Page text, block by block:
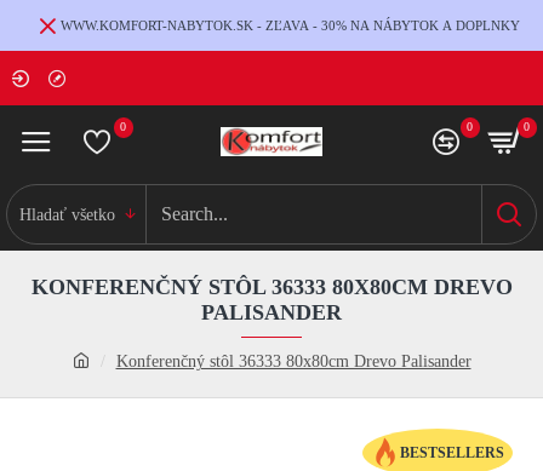
WWW.KOMFORT-NABYTOK.SK - ZĽAVA - 30% NA NÁBYTOK A DOPLNKY
0 0 0
Hladať všetko
Konferenčný stôl 36333 80x80cm Drevo Palisander
KONFERENČNÝ STÔL 36333 80X80CM DREVO
PALISANDER
BESTSELLERS